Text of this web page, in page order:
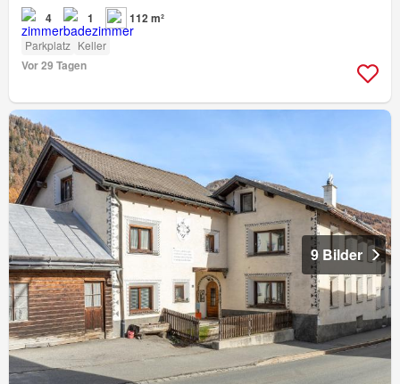
4 1 112 m²
Parkplatz Keller
Vor 29 Tagen
9 Bilder